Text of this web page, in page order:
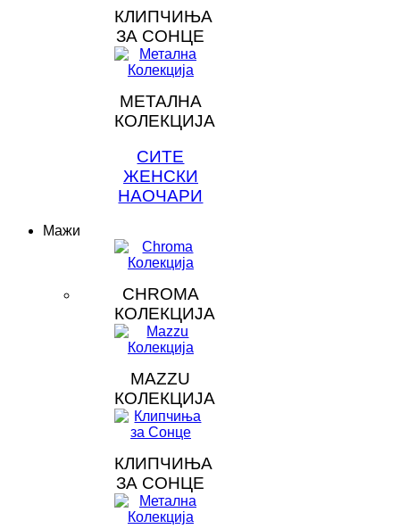
КЛИПЧИЊА
ЗА СОНЦЕ
МЕТАЛНА
КОЛЕКЦИЈА
СИТЕ
ЖЕНСКИ
НАОЧАРИ
Мажи
CHROMA
КОЛЕКЦИЈА
MAZZU
КОЛЕКЦИЈА
КЛИПЧИЊА
ЗА СОНЦЕ